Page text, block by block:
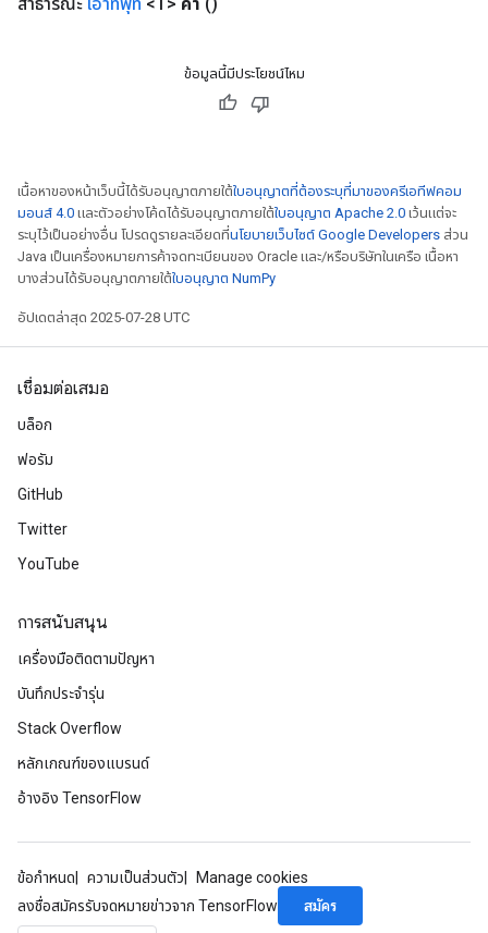
ข้อมูลนี้มีประโยชน์ไหม
เนื้อหาของหน้าเว็บนี้ได้รับอนุญาตภายใต้ใบอนุญาตที่ต้องระบุที่มาของครีเอทีฟคอม
มอนส์ 4.0 และตัวอย่างโค้ดได้รับอนุญาตภายใต้ใบอนุญาต Apache 2.0 เว้นแต่จะ
ระบุไว้เป็นอย่างอื่น โปรดดูรายละเอียดที่นโยบายเว็บไซต์ Google Developers ส่วน
Java เป็นเครื่องหมายการค้าจดทะเบียนของ Oracle และ/หรือบริษัทในเครือ เนื้อหา
บางส่วนได้รับอนุญาตภายใต้ใบอนุญาต NumPy
อัปเดตล่าสุด 2025-07-28 UTC
เชื่อมต่อเสมอ
บล็อก
ฟอรัม
GitHub
Twitter
YouTube
การสนับสนุน
เครื่องมือติดตามปัญหา
บันทึกประจำรุ่น
Stack Overflow
หลักเกณฑ์ของแบรนด์
อ้างอิง TensorFlow
ข้อกำหนด ความเป็นส่วนตัว
Manage cookies
ลงชื่อสมัครรับจดหมายข่าวจาก TensorFlow
สมัคร